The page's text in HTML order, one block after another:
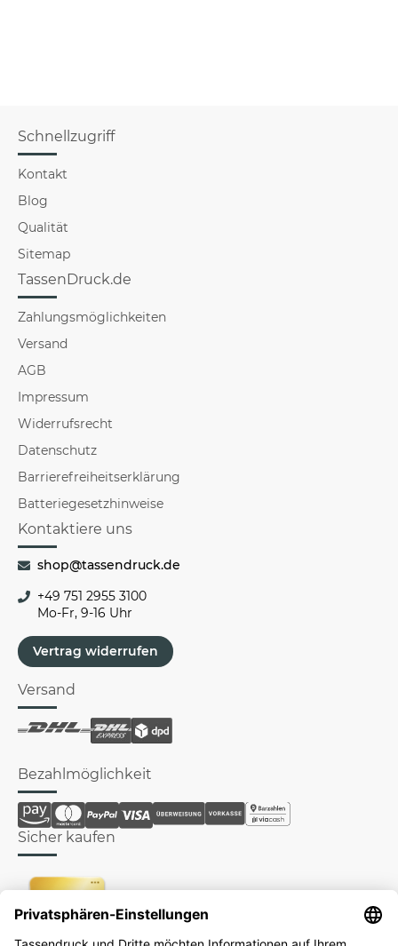
Schnellzugriff
Kontakt
Blog
Qualität
Sitemap
TassenDruck.de
Zahlungsmöglichkeiten
Versand
AGB
Impressum
Widerrufsrecht
Datenschutz
Barrierefreiheitserklärung
Batteriegesetzhinweise
Kontaktiere uns
shop@tassendruck.de
+49 751 2955 3100
Mo-Fr, 9-16 Uhr
Vertrag widerrufen
Versand
Bezahlmöglichkeit
Sicher kaufen